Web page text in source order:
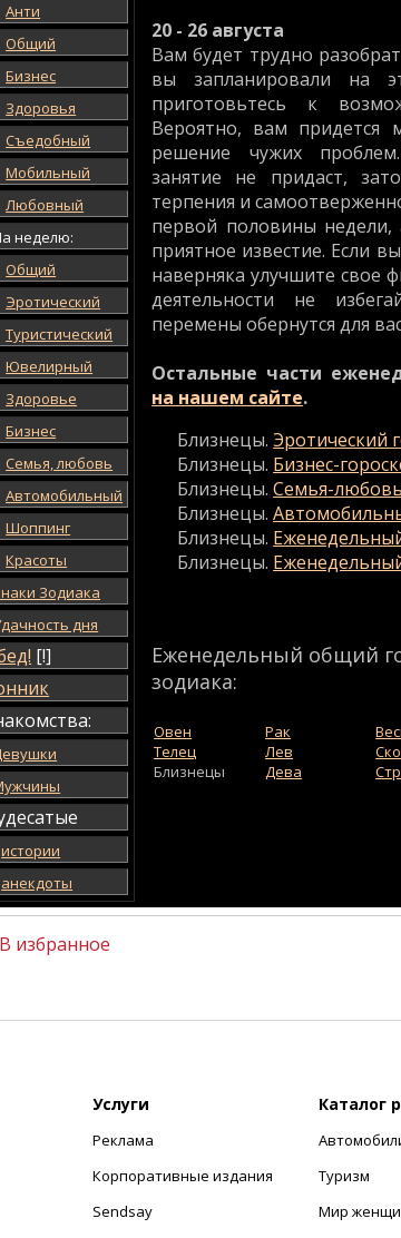
Анти
Общий
Бизнес
Здоровья
Съедобный
Мобильный
Любовный
неделю:
Общий
Эротический
Туристический
Ювелирный
Здоровье
Бизнес
Семья, любовь
Автомобильный
Шоппинг
Красоты
Зодиака
дня
[!]
истории
анекдоты
20 - 26 августа
Вам будет трудно
вы запланировали на
приготовьтесь к
Вероятно, вам придется
решение чужих
занятие не придаст,
терпения и
первой половины
приятное известие. Если
наверняка улучшите свое
деятельности не
перемены обернутся для
Остальные части
на нашем сайте.
Близнецы. Эротический
Близнецы. Бизнес-
Близнецы. Семья-любовь
Близнецы.
Близнецы.
Близнецы.
Еженедельный общий
зодиака:
Овен
Телец
Близнецы
Рак
Лев
Дева
В избранное
Услуги
Реклама
Корпоративные издания
Sendsay
Каталог
Туризм
Мир